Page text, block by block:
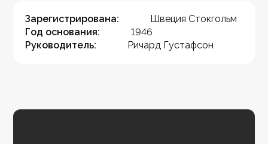
Зарегистрирована:
Швеция Стокгольм
Год основания:
1946
Руководитель:
Ричард Густафсон